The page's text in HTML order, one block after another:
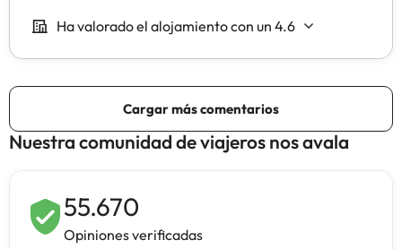
Nuestra comunidad de viajeros nos avala
55.670
Opiniones verificadas